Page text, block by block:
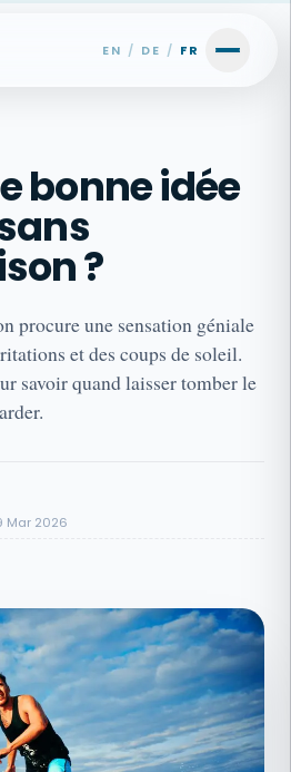
EN / DE / FR
bonne idée
?
procure une sensation géniale
et des coups de soleil.
savoir quand laisser tomber le
Mar 2026